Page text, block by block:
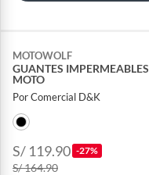
MOTOWOLF
GUANTES IMPERMEABLES
MOTO
Por Comercial D&K
S/ 119.90 -27%
S/ 164.90